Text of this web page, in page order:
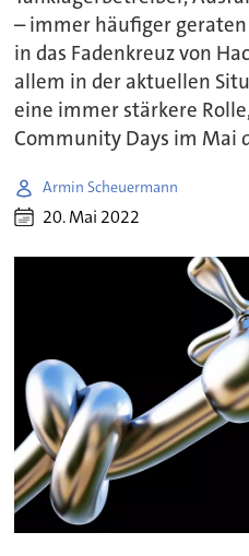
– immer häufiger
in das Fadenkreuz von
allem in der aktuellen
eine immer stärkere
Community Days im Mai
Armin Scheuermann
20. Mai 2022